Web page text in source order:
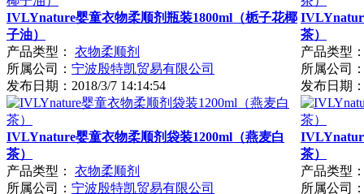
IVLYnature婴童衣物柔顺剂瓶装1800ml（栀子花椰
子油）
产品类型：
衣物柔顺剂
所属公司： 宁波殷特凯贸易有限公司
发布日期： 2018/3/7 14:14:54
茶）
产品类型
所属公司
发布日期
IVLYnature婴童衣物柔顺剂袋装1200ml（燕麦白
茶）
产品类型：
衣物柔顺剂
所属公司： 宁波殷特凯贸易有限公司
茶）
产品类型
所属公司